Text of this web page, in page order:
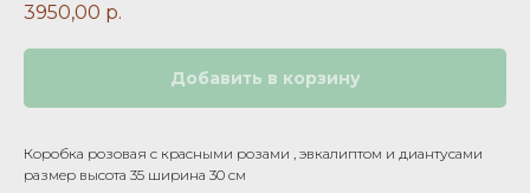
3950,00 р.
Добавить в корзину
Коробка розовая с красными розами , эвкалиптом и диантусами
размер высота 35 ширина 30 см